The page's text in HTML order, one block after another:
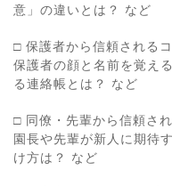
意」の違いとは？ など
□ 保護者から信頼される
保護者の顔と名前を覚え
る連絡帳とは？ など
□ 同僚・先輩から信頼さ
園長や先輩が新人に期待
け方は？ など